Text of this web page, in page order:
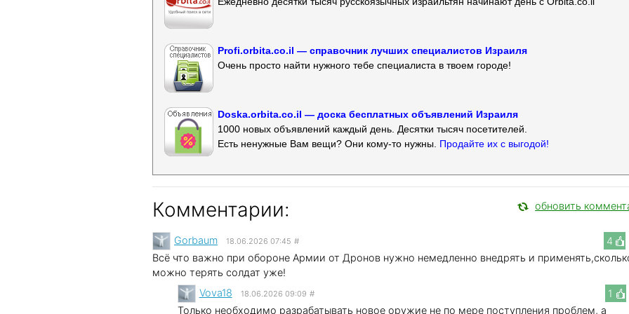
Profi.orbita.co.il — справочник лучших специалистов Израиля
Очень просто найти нужного тебе специалиста в твоем городе!
Doska.orbita.co.il — доска бесплатных объявлений Израиля
1000 новых объявлений каждый день. Десятки тысяч посетителей.
Есть ненужные Вам вещи? Они кому-то нужны. Продайте их с выгодой!
Комментарии: обновить
4
Gorbaum 18.06.2026 07:45 #
Всё что важно при обороне Армии от Дронов нужно немедленно внедрять и
можно терять солдат уже!
1
Vova18 18.06.2026 09:09 #
Только необходимо разрабатывать новое оружие не по мере поступления проблем, а